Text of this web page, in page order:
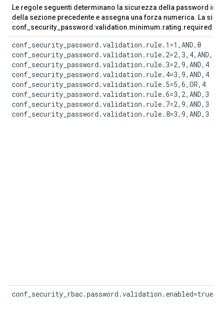
Le regole seguenti determinano la sicurezza della password
della sezione precedente e assegna una forza numerica. La
conf_security_password.validation.minimum.rating.required
conf_security_password.validation.rule.1=1,AND,0
conf_security_password.validation.rule.2=2,3,4,AND,4
conf_security_password.validation.rule.3=2,9,AND,4
conf_security_password.validation.rule.4=3,9,AND,4
conf_security_password.validation.rule.5=5,6,OR,4
conf_security_password.validation.rule.6=3,2,AND,3
conf_security_password.validation.rule.7=2,9,AND,3
conf_security_password.validation.rule.8=3,9,AND,3
conf_security_rbac.password.validation.enabled=true